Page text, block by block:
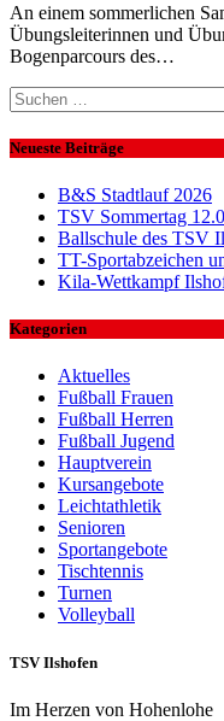
An einem sommerlichen
Übungsleiterinnen und
Bogenparcours des…
Suchen
nach:
Neueste Beiträge
B&S Stadtlauf 2026
TSV Sommertag
Ballschule des TSV
TT-Sportabzeichen
Kila-Wettkampf
Kategorien
Aktuelles
Fußball Frauen
Fußball Herren
Fußball Jugend
Hauptverein
Kursangebote
Leichtathletik
Senioren
Sportangebote
Tischtennis
Turnen
Volleyball
TSV Ilshofen
Im Herzen von Hohenlohe